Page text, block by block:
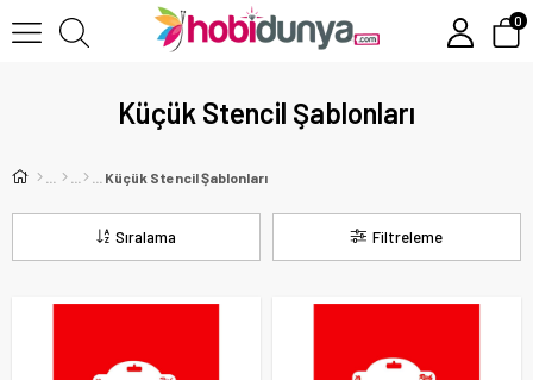
0
Küçük Stencil Şablonları
Küçük Stencil Şablonları
Filtreleme
Sıralama